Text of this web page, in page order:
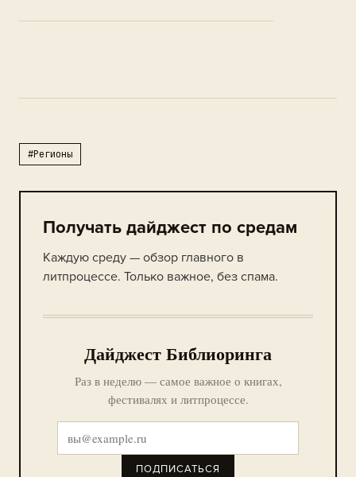
#Регионы
Получать дайджест по средам
Каждую среду — обзор главного в
литпроцессе. Только важное, без спама.
Дайджест Библиоринга
Раз в неделю — самое важное о книгах,
фестивалях и литпроцессе.
ПОДПИСАТЬСЯ